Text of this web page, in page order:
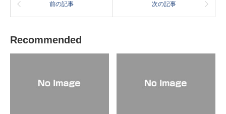
前の記事 次の記事
Recommended